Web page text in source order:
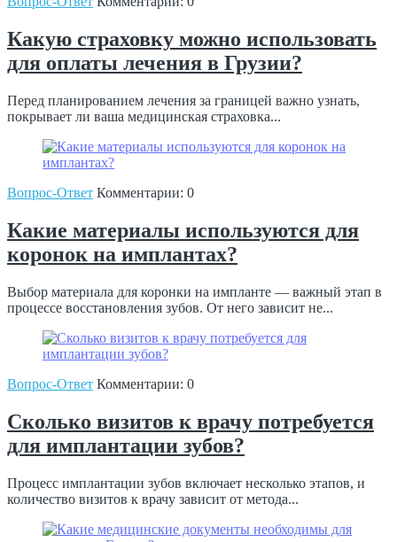
Какую страховку можно использовать
для оплаты лечения в Грузии?
Перед планированием лечения за границей важно узнать,
покрывает ли ваша медицинская страховка...
Вопрос-Ответ Комментарии: 0
Какие материалы используются для
коронок на имплантах?
Выбор материала для коронки на импланте — важный этап в
процессе восстановления зубов. От него зависит не...
Вопрос-Ответ Комментарии: 0
Сколько визитов к врачу потребуется
для имплантации зубов?
Процесс имплантации зубов включает несколько этапов, и
количество визитов к врачу зависит от метода...